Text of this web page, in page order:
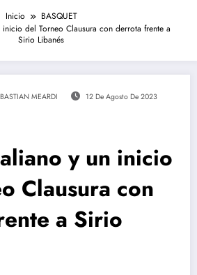
Inicio
BASQUET
del Torneo Clausura con derrota frente a
Sirio Libanés
MEARDI 12 De Agosto De 2023
y un inicio
Clausura con
a Sirio